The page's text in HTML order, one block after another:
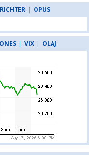
RICHTER | OPUS
| VIX | OLAJ